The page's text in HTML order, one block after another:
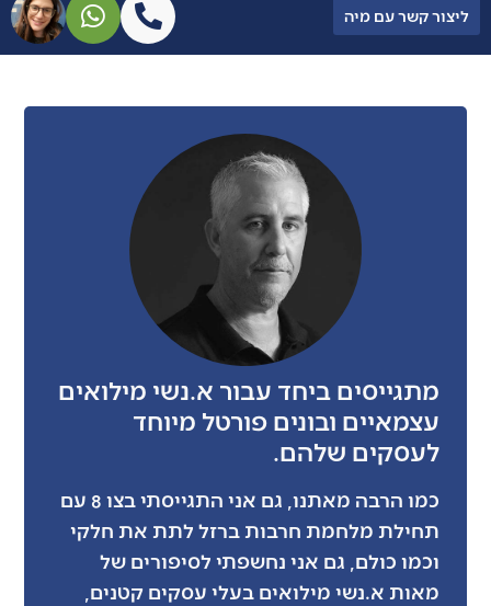
ליצור קשר עם מיה
מתגייסים ביחד עבור א.נשי מילואים
עצמאיים ובונים פורטל מיוחד
לעסקים שלהם.
כמו הרבה מאתנו, גם אני התגייסתי בצו 8 עם
תחילת מלחמת חרבות ברזל לתת את חלקי
וכמו כולם, גם אני נחשפתי לסיפורים של
מאות א.נשי מילואים בעלי עסקים קטנים,